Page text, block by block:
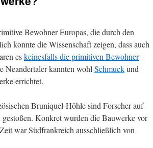
Bewohner Europas, die durch den
konnte die Wissenschaft zeigen, dass auch
eskeinesfalls die primitiven Bewohner
Neandertaler kannten wohl Schmuckund
errichtet.
Bruniquel-Höhle sind Forscher auf
Konkret wurden die Bauwerke vor
war Südfrankreich ausschließlich von